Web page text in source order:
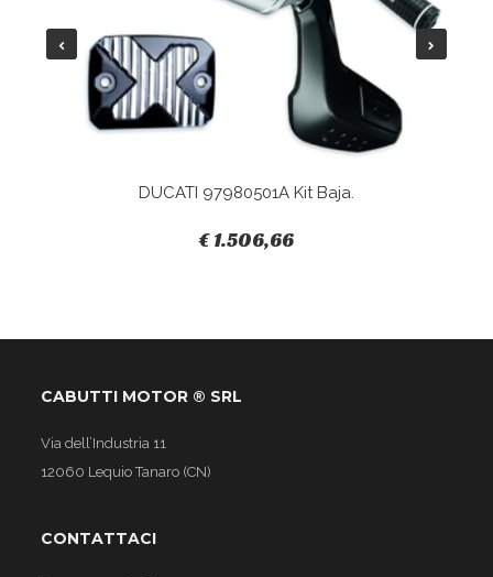
DUCATI 97980501A Kit Baja.
€ 1.506,66
CABUTTI MOTOR ® SRL
Via dell’Industria 11
12060 Lequio Tanaro (CN)
CONTATTACI